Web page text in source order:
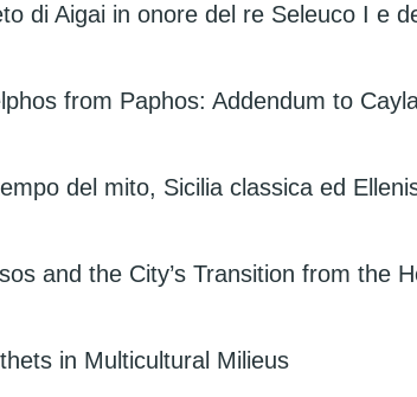
di Aigai in onore del re Seleuco I e
from Paphos: Addendum to
del mito, Sicilia classica ed
and the City’s Transition from the
in Multicultural Milieus